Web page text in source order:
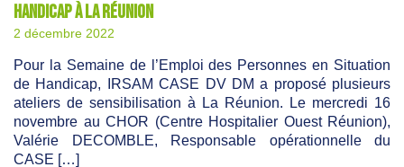
Handicap à La Réunion
2 décembre 2022
Pour la Semaine de l’Emploi des Personnes en Situation
de Handicap, IRSAM CASE DV DM a proposé plusieurs
ateliers de sensibilisation à La Réunion. Le mercredi 16
novembre au CHOR (Centre Hospitalier Ouest Réunion),
Valérie DECOMBLE, Responsable opérationnelle du
CASE […]